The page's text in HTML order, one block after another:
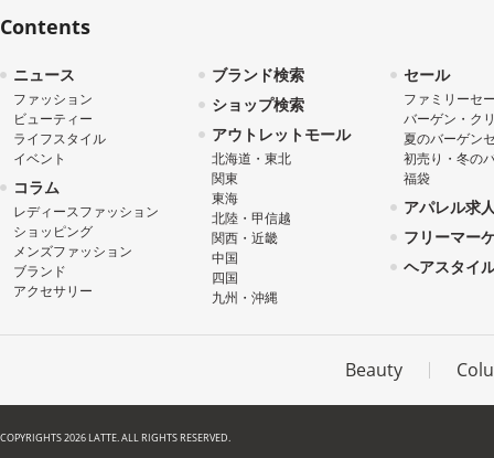
Contents
ニュース
ファッション
ビューティー
ライフスタイル
イベント
コラム
レディースファッション
ショッピング
メンズファッション
ブランド
アクセサリー
ブランド検索
ショップ検索
アウトレットモール
北海道・東北
関東
東海
北陸・甲信越
関西・近畿
中国
四国
九州・沖縄
セール
ファミリーセ
バーゲン・ク
夏のバーゲン
初売り・冬の
福袋
アパレル求
フリーマー
ヘアスタイ
Beauty
COPYRIGHTS 2026 LATTE. ALL RIGHTS RESERVED.